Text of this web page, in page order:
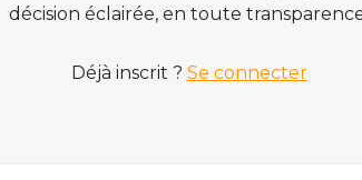
décision éclairée, en toute
Déjà inscrit ? Se connecter